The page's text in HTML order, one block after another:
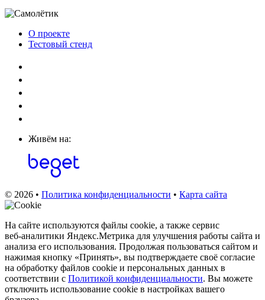
О проекте
Тестовый стенд
Живём на:
© 2026 • Политика конфиденциальности • Карта сайта
На сайте используются файлы cookie, а также сервис
веб‑аналитики Яндекс.Метрика для улучшения работы сайта и
анализа его использования. Продолжая пользоваться сайтом и
нажимая кнопку «Принять», вы подтверждаете своё согласие
на обработку файлов cookie и персональных данных в
соответствии с Политикой конфиденциальности. Вы можете
отключить использование cookie в настройках вашего